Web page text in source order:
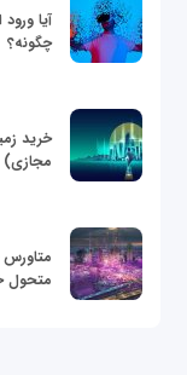
آیا
چگونه؟
مجازی)
متحول